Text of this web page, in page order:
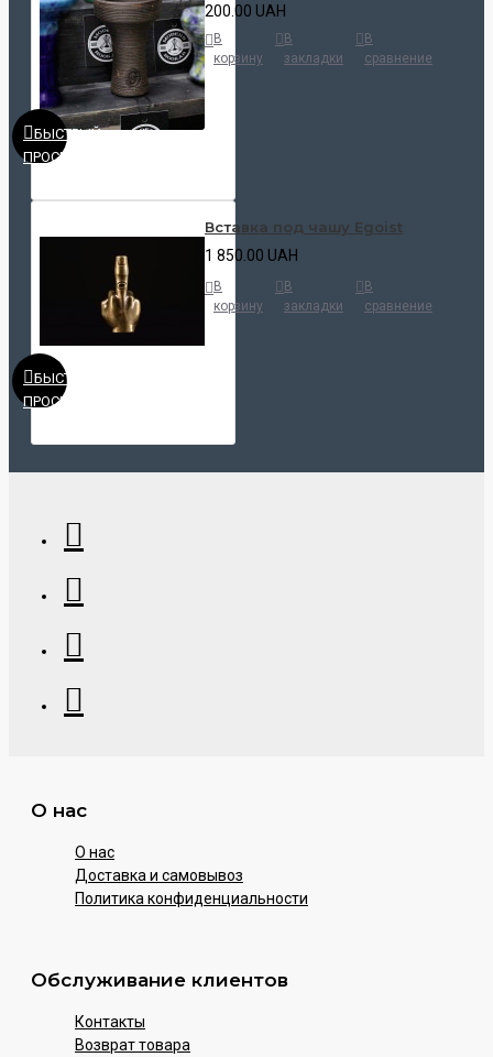
БЫСТРЫЙ
ПРОСМОТР
200.00 UAH
В
корзину
В
закладки
В
сравнение
БЫСТРЫЙ
ПРОСМОТР
Вставка под чашу Egoist
1 850.00 UAH
В
корзину
В
закладки
В
сравнение
О нас
О нас
Доставка и самовывоз
Политика конфиденциальности
Обслуживание клиентов
Контакты
Возврат товара